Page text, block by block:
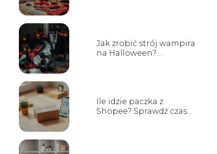
Jak zrobić strój wampira
na Halloween?
Ile idzie paczka z
Shopee? Sprawdź czas